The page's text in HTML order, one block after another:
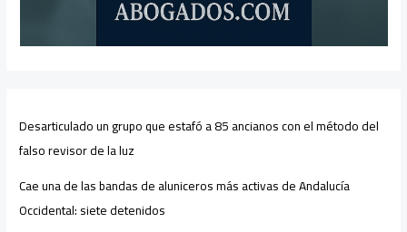
Desarticulado un grupo que estafó a 85 ancianos con el método del
falso revisor de la luz
Cae una de las bandas de aluniceros más activas de Andalucía
Occidental: siete detenidos